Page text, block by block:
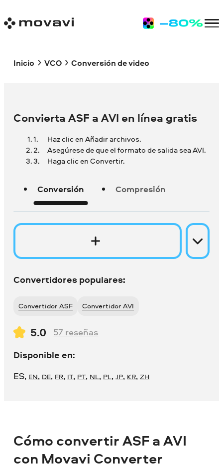
Inicio VCO Conversión de video
Convierta ASF a AVI en línea gratis
Haz clic en Añadir archivos.
Asegúrese de que el formato de salida sea AVI.
Haga clic en Convertir.
Conversión Compresión
Convertidores populares:
Convertidor ASF Convertidor AVI
5.0 57 reseñas
Disponible en:
ES, EN, DE, FR, IT, PT, NL, PL,JP, KR,ZH
Cómo convertir ASF a AVI
con Movavi Converter